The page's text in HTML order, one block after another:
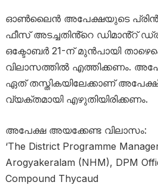
ഓൺലൈൻ അപേക്ഷയുടെ
ഫീസ് അടച്ചതിൻ്റെ ഡിമാൻ്റ്
ഒക്ടോബർ 21-ന് മുൻപായി
വിലാസത്തിൽ എത്തിക്കണം.
ഏത് തസ്തികയിലേക്കാണ്
വ്യക്തമായി എഴുതിയിരിക്കണം.
അപേക്ഷ അയക്കേണ്ട വിലാസം:
‘The District Programme
Arogyakeralam (NHM), DPM
Compound Thycaud